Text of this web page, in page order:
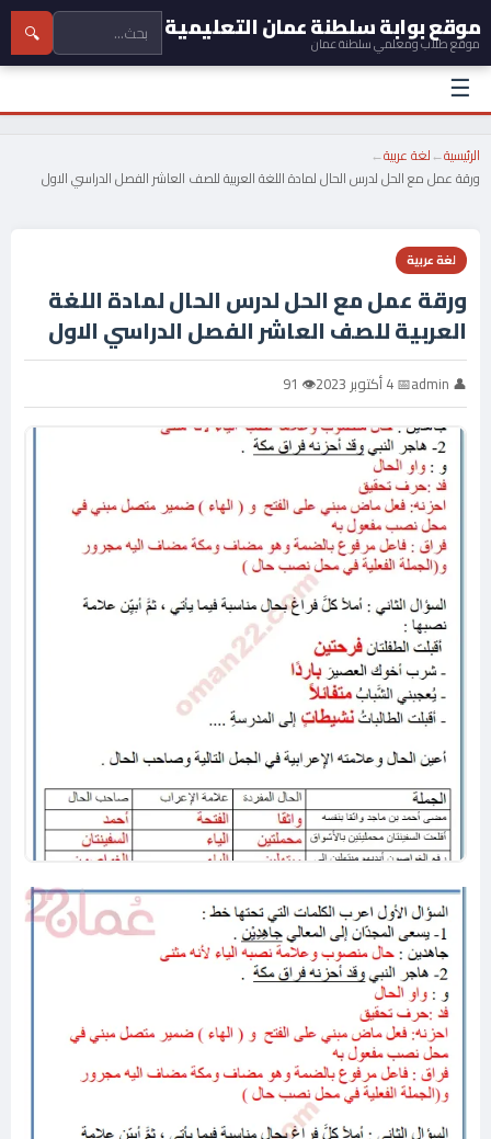
موقع بوابة سلطنة عمان التعليمية
موقع طلاب ومعلمي سلطنة عمان 🔍
☰
الرئيسية←لغة عربية←
ورقة عمل مع الحل لدرس الحال لمادة اللغة العربية للصف العاشر الفصل الدراسي الاول
لغة عربية
ورقة عمل مع الحل لدرس الحال لمادة اللغة
العربية للصف العاشر الفصل الدراسي الاول
👤 admin 📅 4 أكتوبر 2023 👁 91